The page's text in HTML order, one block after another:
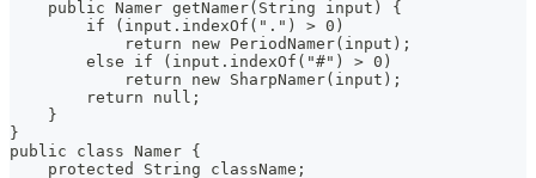
    public Namer getNamer(String input) {
        if (input.indexOf(".") > 0)
            return new PeriodNamer(input);
        else if (input.indexOf("#") > 0)
            return new SharpNamer(input);
        return null;
    }
}
public class Namer {
    protected String className;